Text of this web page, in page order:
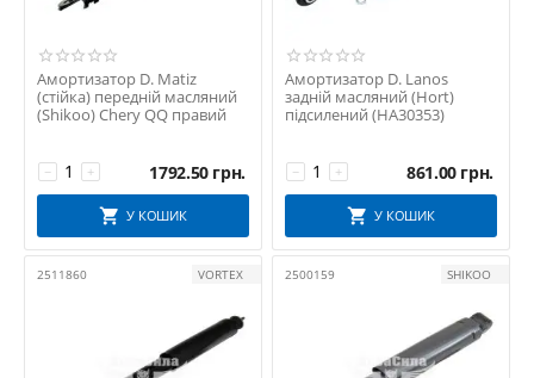
Амортизатор D. Matiz
(стійка) передній масляний
(Shikoo) Chery QQ правий
+
− 1792.50 грн.
У КОШИК
Амортизатор D. Lanos
задній масляний (Hort)
підсилений (HA30353)
+
− 861.00 грн.
У КОШИК
2511860 VORTEX 2500159 SHIKOO